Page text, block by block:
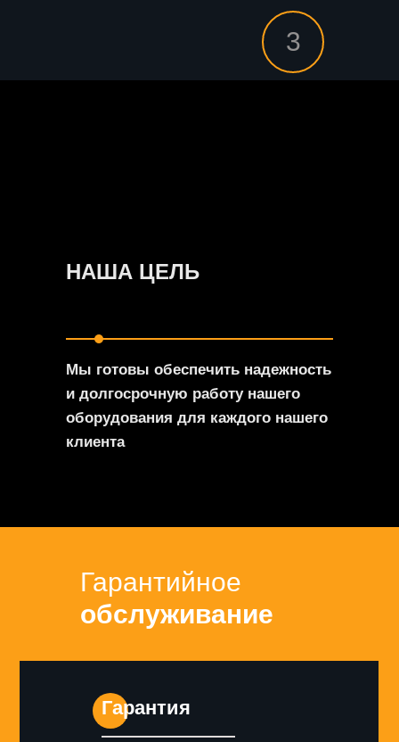
3
НАША ЦЕЛЬ
Мы готовы обеспечить надежность
и долгосрочную работу нашего
оборудования для каждого нашего
клиента
Гарантийное
обслуживание
Гарантия